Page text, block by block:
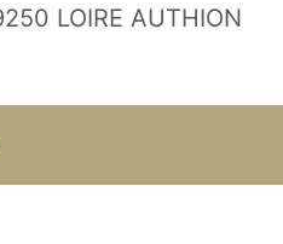
LOIRE AUTHION